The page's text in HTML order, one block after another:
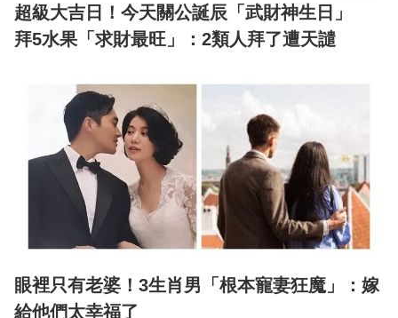
超級大吉日！今天關公誕辰「武財神生日」
拜5水果「求財最旺」：2類人拜了遭天譴
眼裡只有老婆！3生肖男「根本寵妻狂魔」：嫁
給他們太幸福了